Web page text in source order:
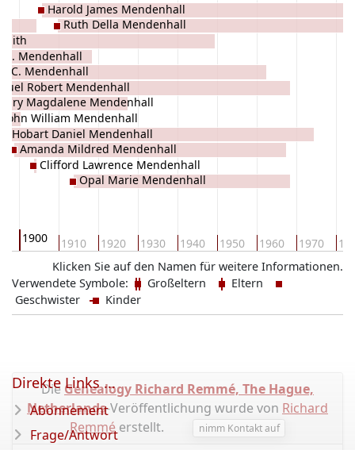
1900 1910 1920 1930 1940 1950 1960 1970
B. Mendenhall
C. Mendenhall
Robert Mendenhall
Magdalene Mendenhall
John William Mendenhall
Hobart Daniel Mendenhall
Amanda Mildred Mendenhall
Clifford Lawrence Mendenhall
Harold James Mendenhall
Ruth Della Mendenhall
Opal Marie Mendenhall
Klicken Sie auf den Namen für weitere Informationen.
Verwendete Symbole:
Großeltern
Eltern
Geschwister
Kinder
Die Genealogy Richard Remmé, The Hague,
Netherlands-Veröffentlichung wurde von Richard
Remméerstellt. nimm Kontakt auf
Direkte Links ...
Abonnement
Frage/Antwort